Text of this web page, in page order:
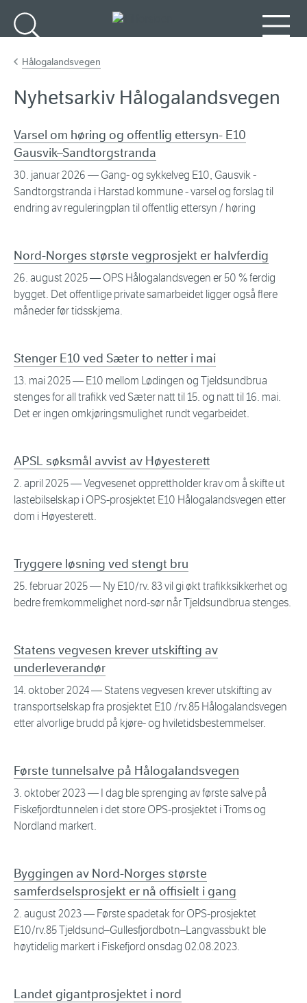
Hålogalandsvegen
Nyhetsarkiv Hålogalandsvegen
Varsel om høring og offentlig ettersyn- E10
Gausvik–Sandtorgstranda
30. januar 2026 — Gang- og sykkelveg E10, Gausvik -
Sandtorgstranda i Harstad kommune - varsel og forslag til
endring av reguleringplan til offentlig ettersyn / høring
Nord-Norges største vegprosjekt er halvferdig
26. august 2025— OPS Hålogalandsvegen er 50 % ferdig
bygget. Det offentlige private samarbeidet ligger også flere
måneder før tidsskjema.
Stenger E10 ved Sæter to netter i mai
13. mai 2025— E10 mellom Lødingen og Tjeldsundbrua
stenges for all trafikk ved Sæter natt til 15. og natt til 16. mai.
Det er ingen omkjøringsmulighet rundt vegarbeidet.
APSL søksmål avvist av Høyesterett
2. april 2025— Vegvesenet opprettholder krav om å skifte ut
lastebilselskap i OPS-prosjektet E10 Hålogalandsvegen etter
dom i Høyesterett.
Tryggere løsning ved stengt bru
25. februar 2025— Ny E10/rv. 83 vil gi økt trafikksikkerhet og
bedre fremkommelighet nord-sør når Tjeldsundbrua stenges.
Statens vegvesen krever utskifting av
underleverandør
14. oktober 2024— Statens vegvesen krever utskifting av
transportselskap fra prosjektet E10 /rv.85 Hålogalandsvegen
etter alvorlige brudd på kjøre- og hviletidsbestemmelser.
Første tunnelsalve på Hålogalandsvegen
3. oktober 2023— I dag ble sprenging av første salve på
Fiskefjordtunnelen i det store OPS-prosjektet i Troms og
Nordland markert.
Byggingen av Nord-Norges største
samferdselsprosjekt er nå offisielt i gang
2. august 2023— Første spadetak for OPS-prosjektet
E10/rv.85 Tjeldsund–Gullesfjordbotn–Langvassbukt ble
høytidelig markert i Fiskefjord onsdag 02.08.2023.
Landet gigantprosjektet i nord